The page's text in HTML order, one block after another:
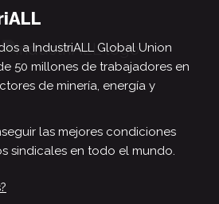
a IndustriALL Global Union
50 millones de trabajadores en
de minería, energía y
las mejores condiciones
sindicales en todo el mundo.